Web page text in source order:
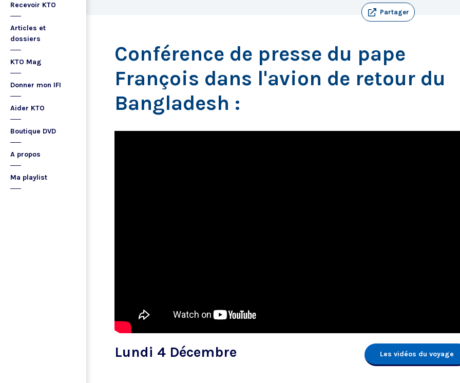
Recevoir KTO
Articles et
dossiers
KTO Mag
Donner mon IFI
Aider KTO
Boutique DVD
A propos
Ma playlist
Partager
Conférence de presse du pape
François dans l'avion de retour du
Bangladesh :
Lundi 4 Décembre Les vidéos du voyage